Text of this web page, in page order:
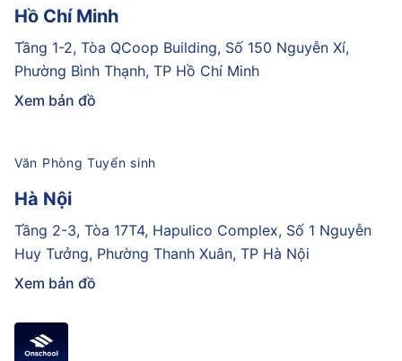
Hồ Chí Minh
Tầng 1-2, Tòa QCoop Building, Số 150 Nguyễn Xí,
Phường Bình Thạnh, TP Hồ Chí Minh
Xem bản đồ
Văn Phòng Tuyển sinh
Hà Nội
Tầng 2-3, Tòa 17T4, Hapulico Complex, Số 1 Nguyễn
Huy Tưởng, Phường Thanh Xuân, TP Hà Nội
Xem bản đồ